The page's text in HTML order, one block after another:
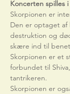
Koncerten spilles
Skorpionen er
Den er optaget af
destruktion og
skære ind til
Skorpionen er et
forbundet til
tantrikeren.
Skorpionen er